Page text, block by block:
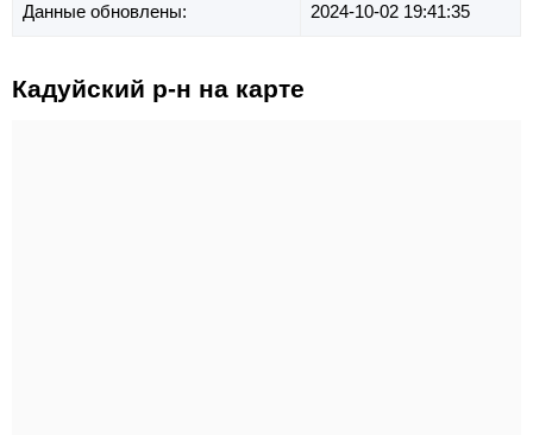
Данные обновлены: 2024-10-02 19:41:35
Кадуйский р-н на карте